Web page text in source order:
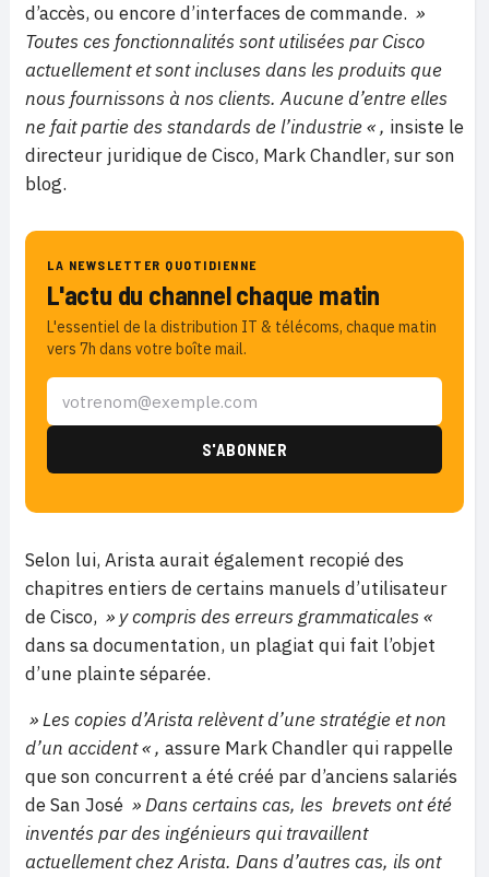
d’accès, ou encore d’interfaces de commande. »
Toutes ces fonctionnalités sont utilisées par Cisco
actuellement et sont incluses dans les produits que
nous fournissons à nos clients. Aucune d’entre elles
ne fait partie des standards de l’industrie « , insiste le
directeur juridique de Cisco, Mark Chandler, sur son
blog.
LA NEWSLETTER QUOTIDIENNE
L'actu du channel chaque matin
L'essentiel de la distribution IT & télécoms, chaque matin
vers 7h dans votre boîte mail.
Selon lui, Arista aurait également recopié des
chapitres entiers de certains manuels d’utilisateur
de Cisco, » y compris des erreurs grammaticales «
dans sa documentation, un plagiat qui fait l’objet
d’une plainte séparée.
» Les copies d’Arista relèvent d’une stratégie et non
d’un accident « , assure Mark Chandler qui rappelle
que son concurrent a été créé par d’anciens salariés
de San José » Dans certains cas, les brevets ont été
inventés par des ingénieurs qui travaillent
actuellement chez Arista. Dans d’autres cas, ils ont